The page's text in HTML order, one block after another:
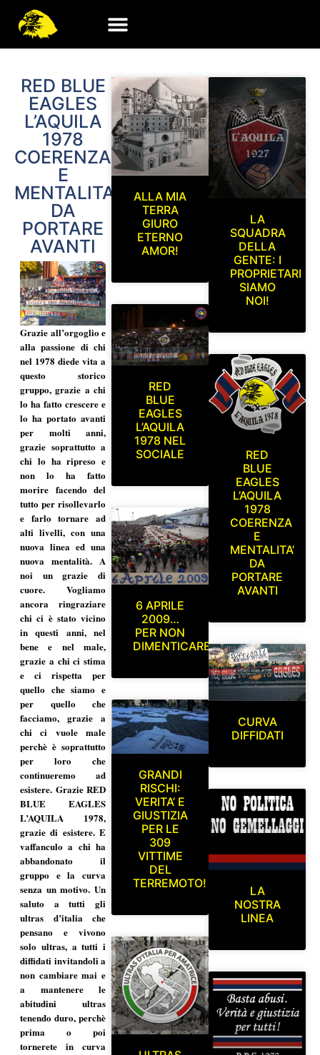
RED BLUE
EAGLES
L’AQUILA
1978
COERENZA
E
MENTALITA’
DA
PORTARE
AVANTI
Grazie all’orgoglio e
alla passione di chi
nel 1978 diede vita a
questo storico
gruppo, grazie a chi
lo ha fatto crescere e
lo ha portato avanti
per molti anni,
grazie soprattutto a
chi lo ha ripreso e
non lo ha fatto
morire facendo del
tutto per risollevarlo
e farlo tornare ad
alti livelli, con una
nuova linea ed una
nuova mentalità. A
noi un grazie di
cuore. Vogliamo
ancora ringraziare
chi ci è stato vicino
in questi anni, nel
bene e nel male,
grazie a chi ci stima
e ci rispetta per
quello che siamo e
per quello che
facciamo, grazie a
chi ci vuole male
perchè è soprattutto
per loro che
continueremo ad
esistere. Grazie RED
BLUE EAGLES
L’AQUILA 1978,
grazie di esistere. E
vaffanculo a chi ha
abbandonato il
gruppo e la curva
senza un motivo. Un
saluto a tutti gli
ultras d’italia che
pensano e vivono
solo ultras, a tutti i
diffidati invitandoli a
non cambiare mai e
a mantenere le
abitudini ultras
tenendo duro, perchè
prima o poi
tornerete in curva
ALLA MIA
TERRA
GIURO
ETERNO
AMOR!
RED
BLUE
EAGLES
L’AQUILA
1978 NEL
SOCIALE
6 APRILE
2009…
PER NON
DIMENTICARE
GRANDI
RISCHI:
VERITA’ E
GIUSTIZIA
PER LE
309
VITTIME
DEL
TERREMOTO!
LA
SQUADRA
DELLA
GENTE: I
PROPRIETARI
SIAMO
NOI!
RED
BLUE
EAGLES
L’AQUILA
1978
COERENZA
E
MENTALITA’
DA
PORTARE
AVANTI
CURVA
DIFFIDATI
LA
NOSTRA
LINEA